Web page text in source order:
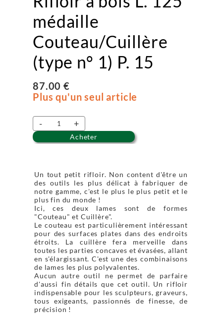
médaille
Couteau/Cuillère
(type n° 1) P. 15
87.00 €
Plus qu'un seul article
- +
Acheter
Un tout petit rifloir. Non content d'être un
des outils les plus délicat à fabriquer de
notre gamme, c'est le plus le plus petit et le
plus fin du monde !
Ici, ces deux lames sont de formes
"Couteau" et Cuillère".
Le couteau est particulièrement intéressant
pour des surfaces plates dans des endroits
étroits. La cuillère fera merveille dans
toutes les parties concaves et évasées, allant
en s'élargissant. C'est une des combinaisons
de lames les plus polyvalentes.
Aucun autre outil ne permet de parfaire
d'aussi fin détails que cet outil. Un rifloir
indispensable pour les sculpteurs, graveurs,
tous exigeants, passionnés de finesse, de
précision !